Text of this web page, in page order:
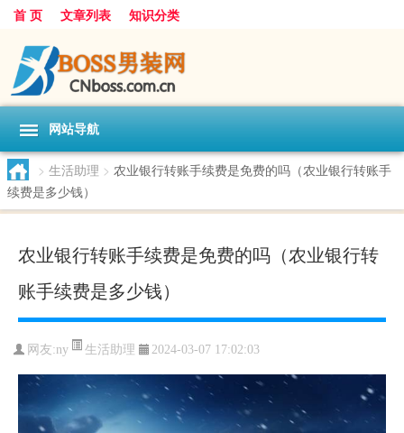
首 页 文章列表 知识分类
网站导航
> 生活助理 > 农业银行转账手续费是免费的吗（农业银行转账手
续费是多少钱）
农业银行转账手续费是免费的吗（农业银行转
账手续费是多少钱）
网友:ny 生活助理 2024-03-07 17:02:03